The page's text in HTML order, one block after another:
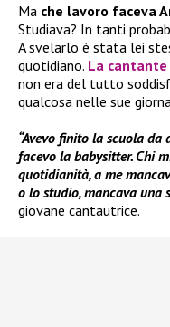
Ma che lavoro faceva
Studiava? In tanti
A svelarlo è stata lei
quotidiano. La cantante
non era del tutto
qualcosa nelle sue
“Avevo finito la scuola da
facevo la babysitter. Chi
quotidianità, a me
o lo studio, mancava una
giovane cantautrice.